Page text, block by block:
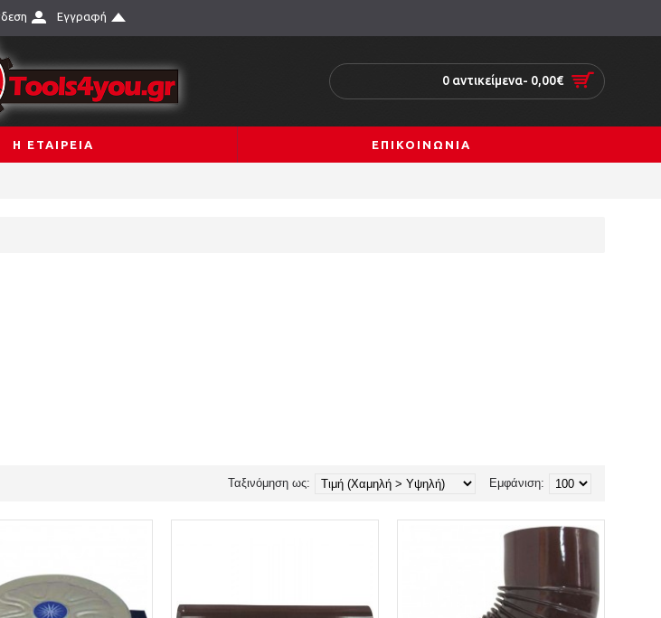
Εγγραφή
0 αντικείμενα- 0,00€
Η ΕΤΑΙΡΕΙΑ ΕΠΙΚΟΙΝΩΝΙΑ
Εμφάνιση:
Ταξινόμηση ως: